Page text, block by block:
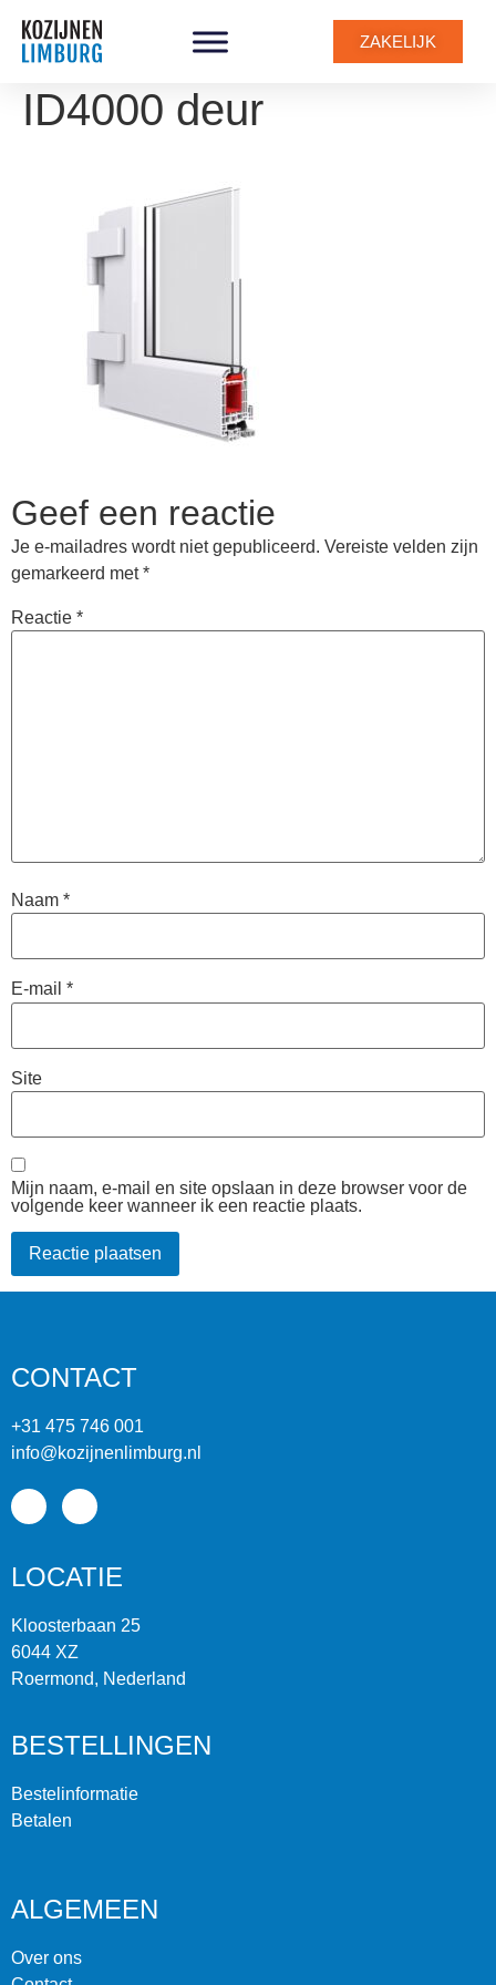
ZAKELIJK
ID4000 deur
Geef een reactie
Je e-mailadres wordt niet gepubliceerd. Vereiste velden zijn
gemarkeerd met*
Reactie *
Naam *
E-mail *
Site
Mijn naam, e-mail en site opslaan in deze browser voor de
volgende keer wanneer ik een reactie plaats.
CONTACT
+31 475 746 001
info@kozijnenlimburg.nl
LOCATIE
Kloosterbaan 25
6044 XZ
Roermond, Nederland
BESTELLINGEN
Bestelinformatie
Betalen
ALGEMEEN
Over ons